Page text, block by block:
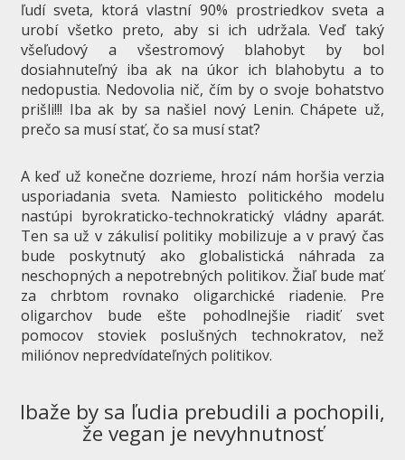
ľudí sveta, ktorá vlastní 90% prostriedkov sveta a
urobí všetko preto, aby si ich udržala. Veď taký
všeľudový a všestromový blahobyt by bol
dosiahnuteľný iba ak na úkor ich blahobytu a to
nedopustia. Nedovolia nič, čím by o svoje bohatstvo
prišli!!! Iba ak by sa našiel nový Lenin. Chápete už,
prečo sa musí stať, čo sa musí stať?
A keď už konečne dozrieme, hrozí nám horšia verzia
usporiadania sveta. Namiesto politického modelu
nastúpi byrokraticko-technokratický vládny aparát.
Ten sa už v zákulisí politiky mobilizuje a v pravý čas
bude poskytnutý ako globalistická náhrada za
neschopných a nepotrebných politikov. Žiaľ bude mať
za chrbtom rovnako oligarchické riadenie. Pre
oligarchov bude ešte pohodlnejšie riadiť svet
pomocov stoviek poslušných technokratov, než
miliónov nepredvídateľných politikov.
Ibaže by sa ľudia prebudili a pochopili,
že vegan je nevyhnutnosť